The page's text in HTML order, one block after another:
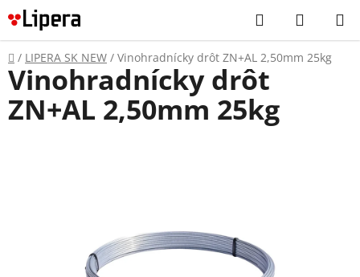
Prejsť
na
obsah
Hľadať
KOŠÍK
Domov
/ LIPERA SK NEW / Vinohradnícky drôt ZN+AL 2,50mm 25kg
Vinohradnícky drôt
ZN+AL 2,50mm 25kg